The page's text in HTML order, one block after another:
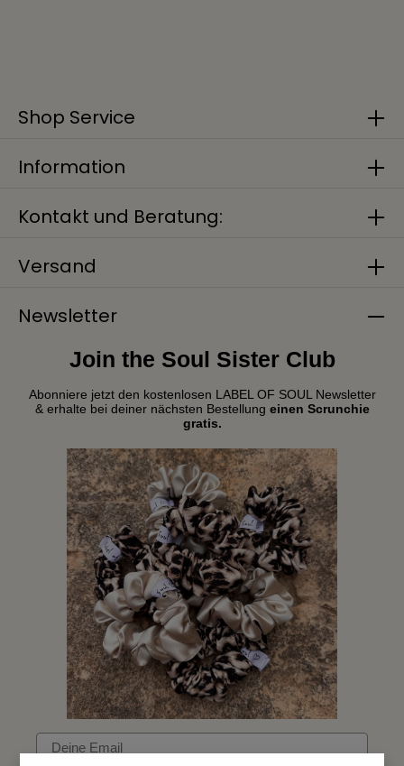
Kontakt und Beratung:
Versand
Newsletter
Join the Soul Sister Club
Abonniere jetzt den kostenlosen LABEL OF SOUL Newsletter
& erhalte bei deiner nächsten Bestellung einen Scrunchie
gratis.
Email
Shop Service
Information